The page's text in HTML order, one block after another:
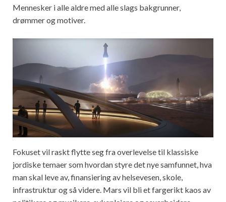
Mennesker i alle aldre med alle slags bakgrunner,
drømmer og motiver.
Fokuset vil raskt flytte seg fra overlevelse til klassiske
jordiske temaer som hvordan styre det nye samfunnet, hva
man skal leve av, finansiering av helsevesen, skole,
infrastruktur og så videre. Mars vil bli et fargerikt kaos av